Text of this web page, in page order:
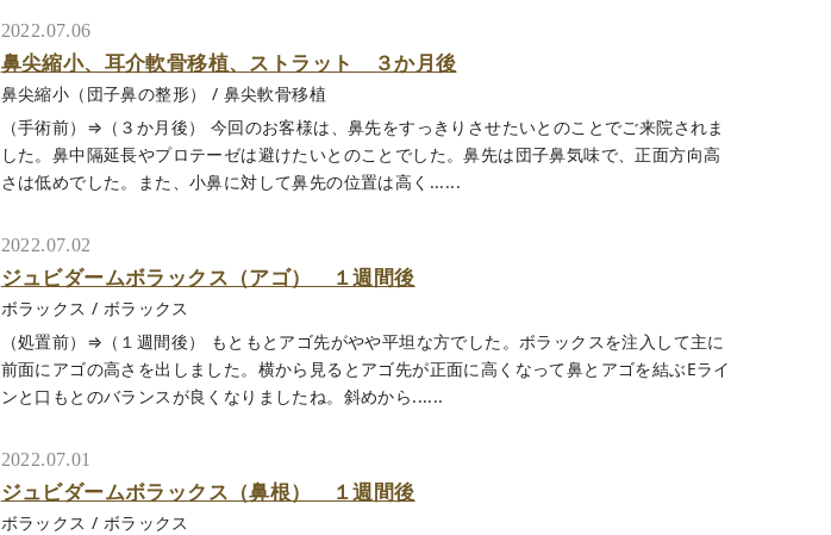
2022.07.06
鼻尖縮小、耳介軟骨移植、ストラット ３か月後
鼻尖縮小（団子鼻の整形） / 鼻尖軟骨移植
（手術前）⇒（３か月後） 今回のお客様は、鼻先をすっきりさせたいとのことでご来院されま
した。鼻中隔延長やプロテーゼは避けたいとのことでした。鼻先は団子鼻気味で、正面方向高
さは低めでした。また、小鼻に対して鼻先の位置は高く......
2022.07.02
ジュビダームボラックス（アゴ） １週間後
ボラックス / ボラックス
（処置前）⇒（１週間後） もともとアゴ先がやや平坦な方でした。ボラックスを注入して主に
前面にアゴの高さを出しました。横から見るとアゴ先が正面に高くなって鼻とアゴを結ぶEライ
ンと口もとのバランスが良くなりましたね。斜めから......
2022.07.01
ジュビダームボラックス（鼻根） １週間後
ボラックス / ボラックス